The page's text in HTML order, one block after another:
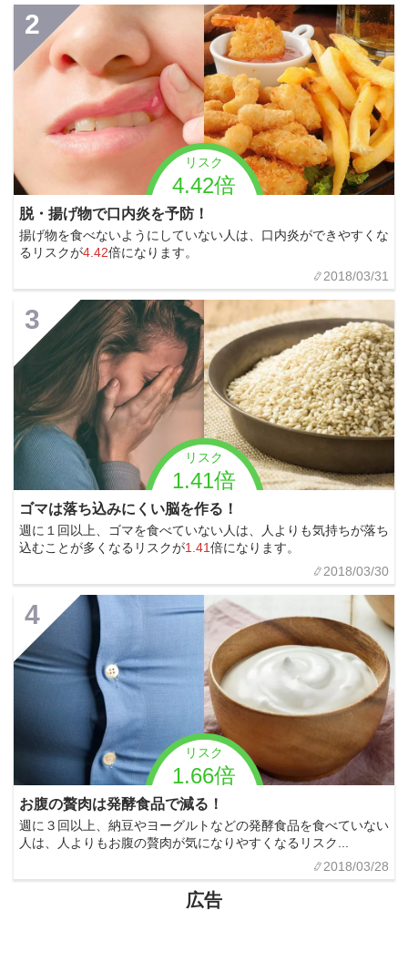
リスク
4.42倍
2
脱・揚げ物で口内炎を予防！
揚げ物を食べないようにしていない人は、口内炎ができやすくな
るリスクが4.42倍になります。
2018/03/31
リスク
1.41倍
3
ゴマは落ち込みにくい脳を作る！
週に１回以上、ゴマを食べていない人は、人よりも気持ちが落ち
込むことが多くなるリスクが1.41倍になります。
2018/03/30
リスク
1.66倍
4
お腹の贅肉は発酵食品で減る！
週に３回以上、納豆やヨーグルトなどの発酵食品を食べていない
人は、人よりもお腹の贅肉が気になりやすくなるリスク...
2018/03/28
広告